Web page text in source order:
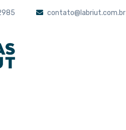
contato@labriut.com.br